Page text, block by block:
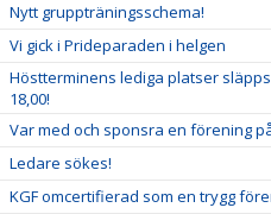
Nytt gruppträningsschema!
Vi gick i Prideparaden i helgen
Höstterminens lediga platser
18,00!
Var med och sponsra en förening
Ledare sökes!
KGF omcertifierad som en trygg